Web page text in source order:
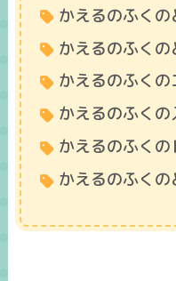
かえるのふく
かえるのふく
かえるのふくの
かえるのふく
かえるのふく
かえるのふく